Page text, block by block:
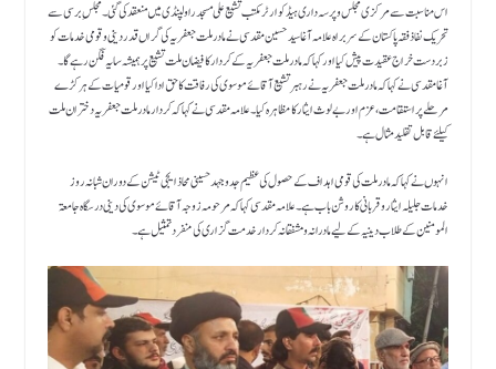
اس مناسبت سے مرکزی مجلس و پرسہ داری ہیڈکوارٹر مکتب تشیع علی مسجد راولپنڈی میں منعقد کی گئی۔ مجلسِ برسی سے
تحریک نفاذفقہ پاکستان کے سربراہ علامہ آغاسیدحسین مقدسی نے مادر ملت جعفریہ کی گراں قدر دینی و قومی خدمات کو
زبردست خراج عقیدت پیش کیا اور کہا کہ مادر ملت جعفریہ کے کردار کا فیضان ملت تشیع پر ہمیشہ سایہ فگن رہے گا۔
آغا مقدسی نے کہا کہ مادر ملت جعفریہ نے رہبر تشیع آقائے موسوی کی رفاقت کا حق ادا کیا اور قومیات کے ہر کڑے
مرحلے پر استقامت، عزم اور بے لوث ایثار کا مظاہرہ کیا۔ علامہ مقدسی نے کہا کہ کردار مادر ملت جعفریہ دختران ملت
کیلئے قابل تقلید مثال ہے۔
انہوں نے کہا کہ مادرملت کی قومی اہداف کے حصول کی عظیم جدوجہد حسینی محاذ ایجی ٹیشن کے دوران شبانہ روز
خدمات جلیلہ ایثار و قربانی کا روشن با ب ہے۔ علامہ مقدسی کہا کہ مرحومہ زوجہ آقائے موسوی کی دینی درسگاہ جامعۃ
المومنین کے طلاب دینیہ کے لیے مادرانہ و مشفقانہ کردار خدمت گزاری کی منفرد تمثیل ہے۔